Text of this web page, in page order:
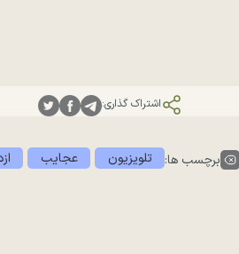
اشتراک گذاری:
برچسب ها: تلویزیون عجایب